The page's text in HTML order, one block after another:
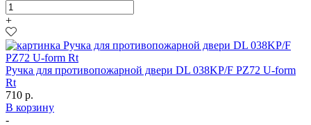
+
Ручка для противопожарной двери DL 038KP/F PZ72 U-form
Rt
710 р.
В корзину
-